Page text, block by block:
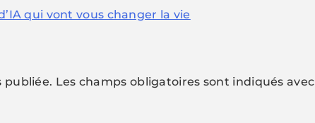
qui vont vous changer la vie
publiée. Les champs obligatoires sont indiqués avec